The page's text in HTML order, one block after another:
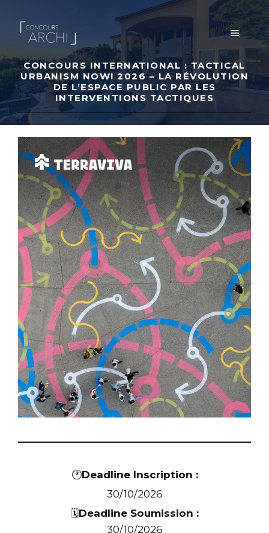
contenu
MENU
CONCOURS INTERNATIONAL : TACTICAL
URBANISM NOW! 2026 – LA RÉVOLUTION
DE L’ESPACE PUBLIC PAR LES
INTERVENTIONS TACTIQUES
🕐Deadline Inscription :
30/10/2026
🗓️Deadline Soumission :
30/10/2026